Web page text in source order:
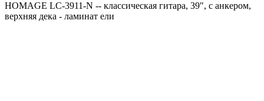
HOMAGE LC-3911-N -- классическая гитара, 39", с анкером,
верхняя дека - ламинат ели